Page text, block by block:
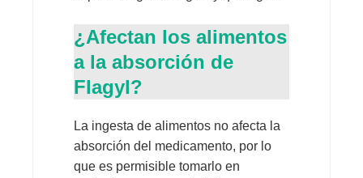
¿Afectan los alimentos
a la absorción de
Flagyl?
La ingesta de alimentos no afecta la
absorción del medicamento, por lo
que es permisible tomarlo en